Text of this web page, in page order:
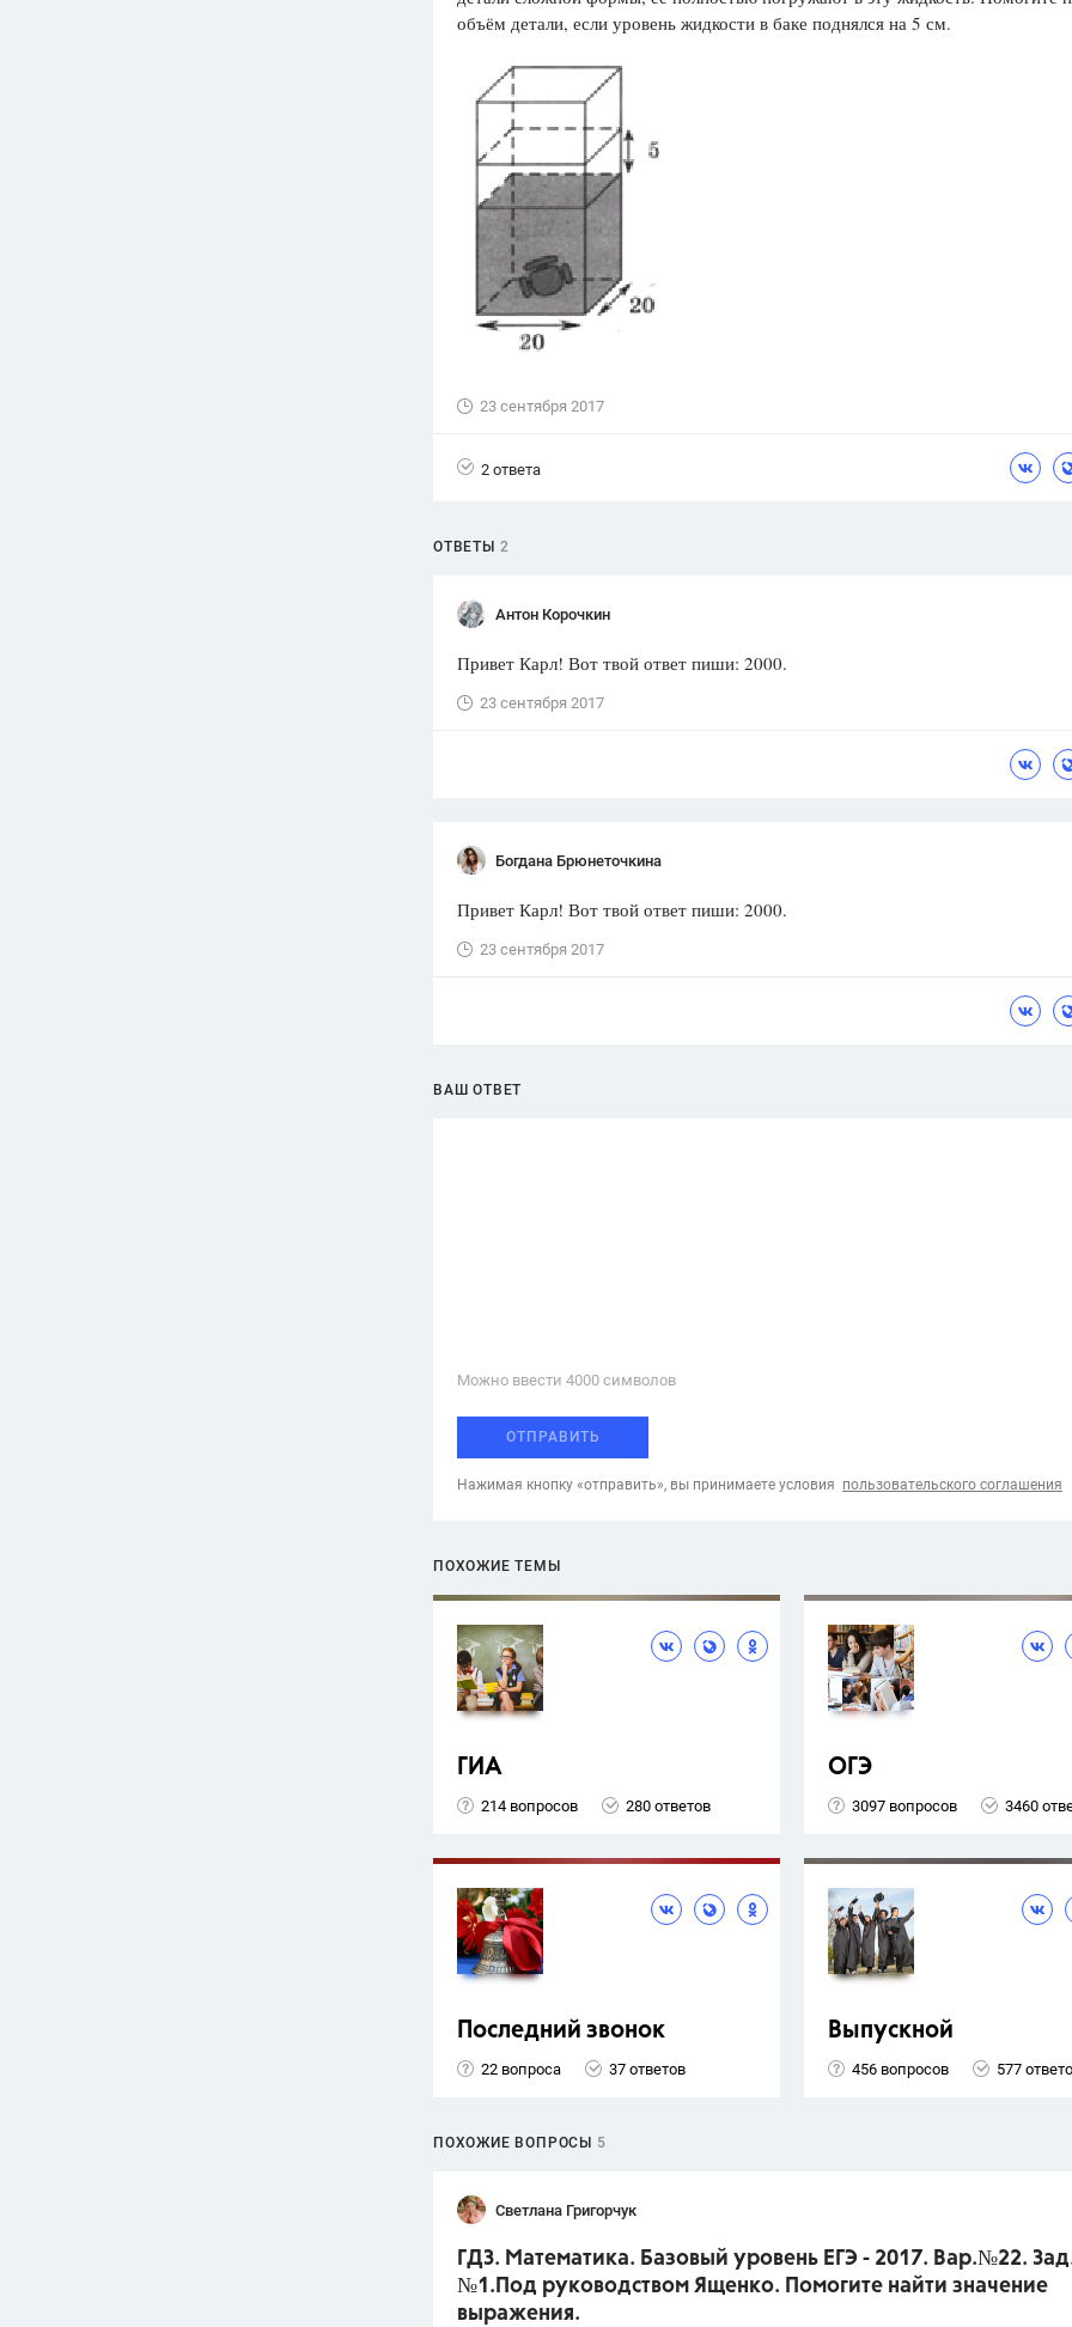
ответа
Олимпиады
ответа
ответ
ответов
Цветков Л. А.
объём детали, если уровень жидкости в баке поднялся на 5 см.
23 сентября 2017
2 ответа
ОТВЕТЫ 2
Антон Корочкин
Привет Карл! Вот твой ответ пиши: 2000.
23 сентября 2017
Богдана Брюнеточкина
Привет Карл! Вот твой ответ пиши: 2000.
23 сентября 2017
ВАШ ОТВЕТ
Можно ввести 4000 cимволов
ОТПРАВИТЬ
Нажимая кнопку «отправить», вы принимаете условия пользовательского соглашения
ПОХОЖИЕ ТЕМЫ
ГИА
214 вопросов 280 ответов
ОГЭ
3097 вопросов 3460
Последний звонок
22 вопроса 37 ответов
Выпускной
456 вопросов 577
ПОХОЖИЕ ВОПРОСЫ 5
Светлана Григорчук
ГДЗ. Математика. Базовый уровень ЕГЭ - 2017. Вар.№22.
№1.Под руководством Ященко. Помогите найти значение
выражения.